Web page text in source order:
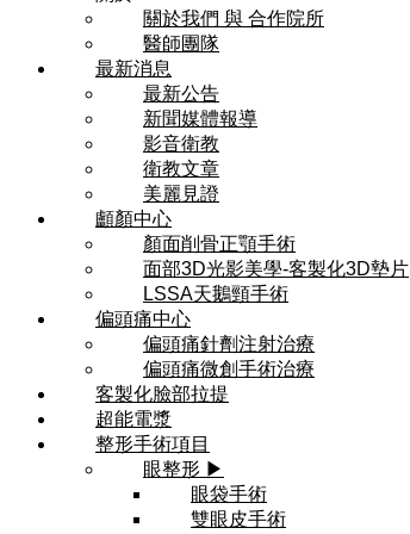
關於我們 與 合作院所
醫師團隊
最新消息
最新公告
新聞媒體報導
影音衛教
衛教文章
美麗見證
顱顏中心
顏面削骨正顎手術
面部3D光影美學-客製化3D墊片
LSSA天鵝頸手術
偏頭痛中心
偏頭痛針劑注射治療
偏頭痛微創手術治療
客製化臉部拉提
超能電漿
整形手術項目
眼整形 ▶
眼袋手術
雙眼皮手術